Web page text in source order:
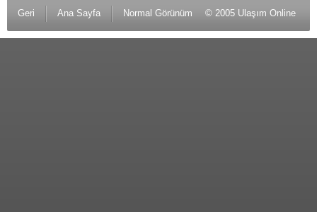
Geri Ana Sayfa Normal Görünüm © 2005 Ulaşım Online